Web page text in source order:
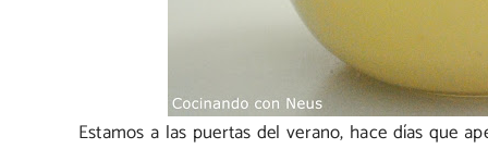
Estamos a las puertas del verano, hace días que